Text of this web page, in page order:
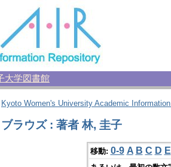
大学図書館
Kyoto Women's University Academic
ブラウズ : 著者 林, 圭子
移動: 0-9 A B C D E